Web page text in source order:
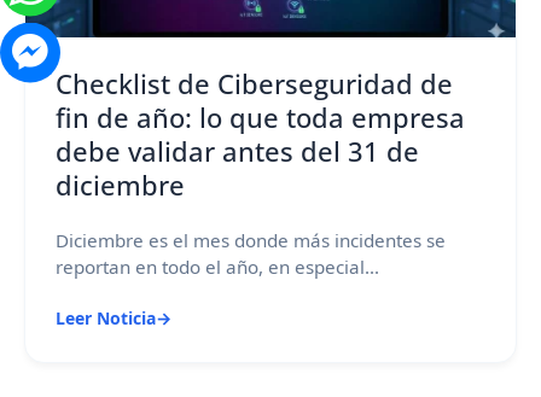
Checklist de Ciberseguridad de
fin de año: lo que toda empresa
debe validar antes del 31 de
diciembre
Diciembre es el mes donde más incidentes se
reportan en todo el año, en especial...
Leer Noticia→